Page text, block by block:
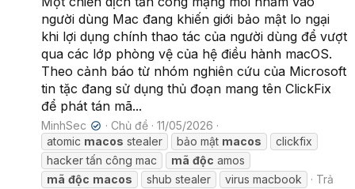
người dùng Mac đang khiến giới bảo mật lo ngại
khi lợi dụng chính thao tác của người dùng để vượt
qua các lớp phòng vệ của hệ điều hành macOS.
Theo cảnh báo từ nhóm nghiên cứu của Microsoft
tin tặc đang sử dụng thủ đoạn mang tên ClickFix
để phát tán mã...
MinhSec ✔ Chủ đề
11/05/2026
atomic macos stealer bảo mật macos
clickfix
hacker tấn công mac
mã độc amos
mã độc macos shub stealer virus macbook
Trả